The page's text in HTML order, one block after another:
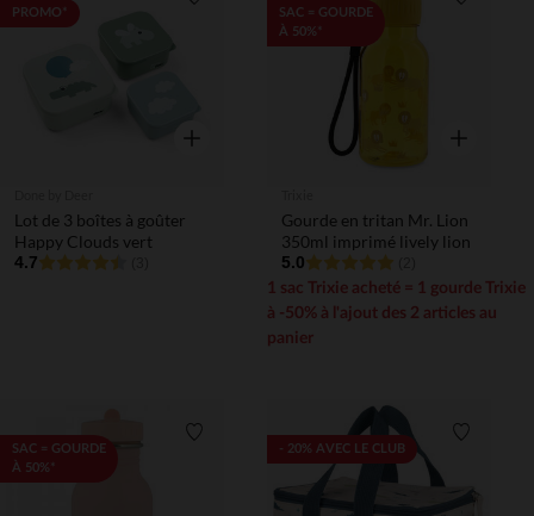
PROMO* Liste de souhaits
Aperçu rapide
Lot de 3 boîtes à goûter
Happy Clouds vert
4.7
SAC = GOURDE
À 50%*
Aperçu
Gourde en tritan Mr. Lion
350ml imprimé lively lion
5.0
1 sac Trixie acheté = 1 gourde Trixie
à -50% à l'ajout des 2 articles au
panier
SAC = GOURDE
À 50%*
Liste de souhaits- 20% AVEC LE CLUB